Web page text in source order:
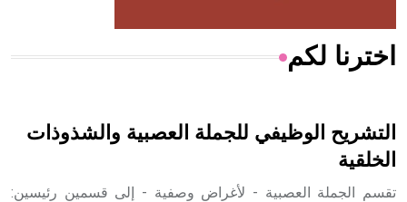
هل تعلم أن الأبسيد كلمة فرنسية اللفظ تم اعتمادها مصطلحاً
اخترنا لكم
التشريح الوظيفي للجملة العصبية والشذوذات
الخلقية
تقسم الجملة العصبية - لأغراض وصفية - إلى قسمين رئيسين: